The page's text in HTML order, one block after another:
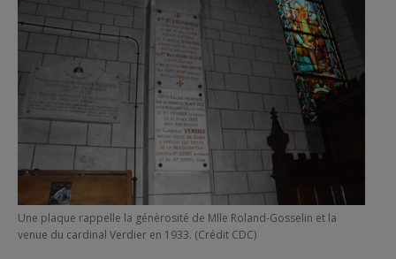
Une plaque rappelle la générosité de Mlle Roland-Gosselin et la
venue du cardinal Verdier en 1933. (Crédit CDC)